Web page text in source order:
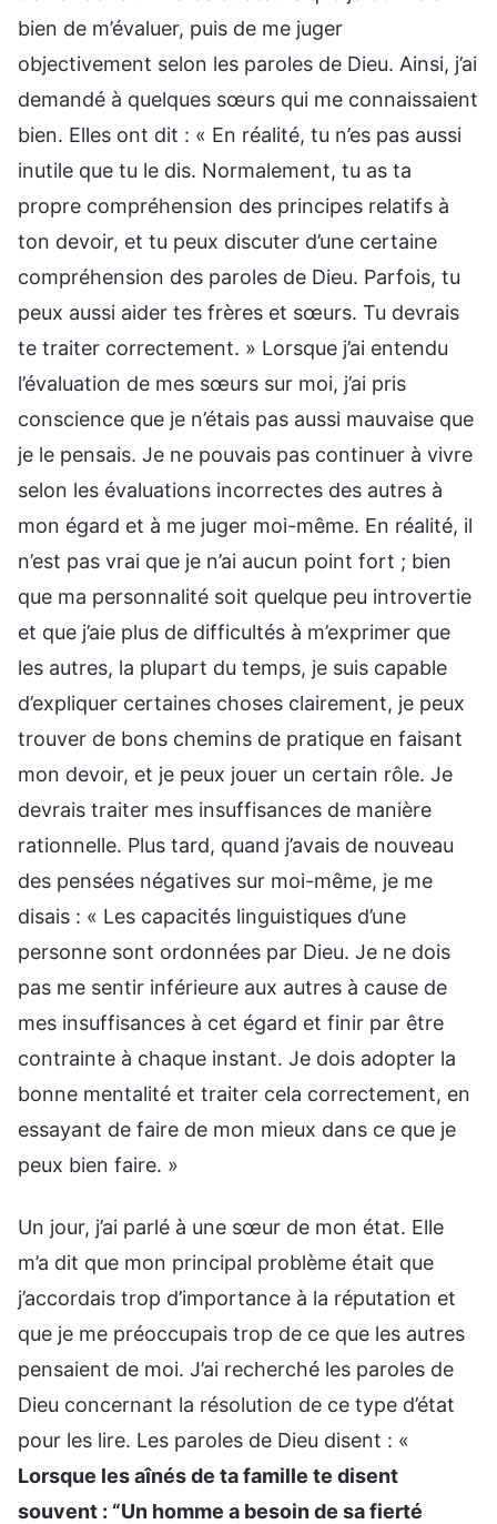
bien de m’évaluer, puis de me juger
objectivement selon les paroles de Dieu. Ainsi, j’ai
demandé à quelques sœurs qui me connaissaient
bien. Elles ont dit : « En réalité, tu n’es pas aussi
inutile que tu le dis. Normalement, tu as ta
propre compréhension des principes relatifs à
ton devoir, et tu peux discuter d’une certaine
compréhension des paroles de Dieu. Parfois, tu
peux aussi aider tes frères et sœurs. Tu devrais
te traiter correctement. » Lorsque j’ai entendu
l’évaluation de mes sœurs sur moi, j’ai pris
conscience que je n’étais pas aussi mauvaise que
je le pensais. Je ne pouvais pas continuer à vivre
selon les évaluations incorrectes des autres à
mon égard et à me juger moi-même. En réalité, il
n’est pas vrai que je n’ai aucun point fort ; bien
que ma personnalité soit quelque peu introvertie
et que j’aie plus de difficultés à m’exprimer que
les autres, la plupart du temps, je suis capable
d’expliquer certaines choses clairement, je peux
trouver de bons chemins de pratique en faisant
mon devoir, et je peux jouer un certain rôle. Je
devrais traiter mes insuffisances de manière
rationnelle. Plus tard, quand j’avais de nouveau
des pensées négatives sur moi-même, je me
disais : « Les capacités linguistiques d’une
personne sont ordonnées par Dieu. Je ne dois
pas me sentir inférieure aux autres à cause de
mes insuffisances à cet égard et finir par être
contrainte à chaque instant. Je dois adopter la
bonne mentalité et traiter cela correctement, en
essayant de faire de mon mieux dans ce que je
peux bien faire. »
Un jour, j’ai parlé à une sœur de mon état. Elle
m’a dit que mon principal problème était que
j’accordais trop d’importance à la réputation et
que je me préoccupais trop de ce que les autres
pensaient de moi. J’ai recherché les paroles de
Dieu concernant la résolution de ce type d’état
pour les lire. Les paroles de Dieu disent : «
Lorsque les aînés de ta famille te disent
souvent : “Un homme a besoin de sa fierté